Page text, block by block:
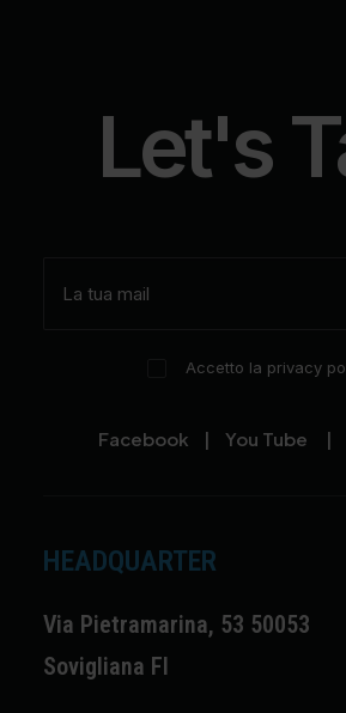
Let's
Accetto la privacy
Facebook | You Tube |
HEADQUARTER
Via Pietramarina, 53 50053
Sovigliana FI